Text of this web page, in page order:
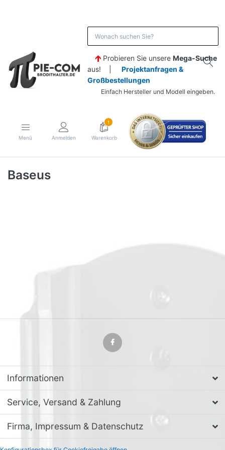
Probieren Sie unsere Mega-Suche
aus! | Projektanfragen &
Großbestellungen
Einfach Hersteller und Modell eingeben.
Menü Anmelden
1
Warenkorb
Baseus
Informationen
Service, Versand & Zahlung
Firma, Impressum & Datenschutz